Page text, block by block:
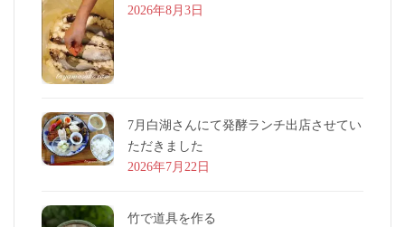
2026年8月3日
7月白湖さんにて発酵ランチ出店させてい
ただきました
2026年7月22日
竹で道具を作る